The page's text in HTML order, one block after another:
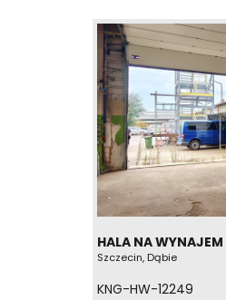
HALA NA WYNAJEM
Szczecin, Dąbie
KNG-HW-12249